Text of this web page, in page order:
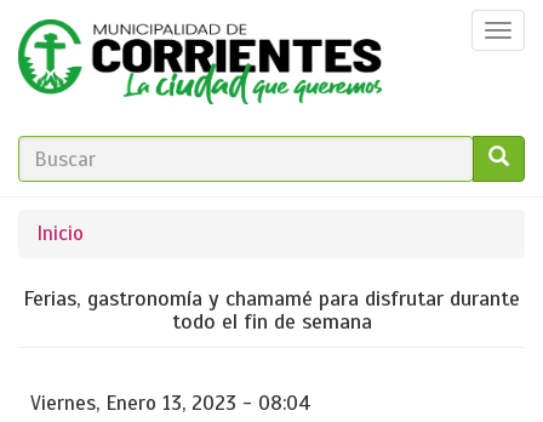
Pasar
contenido
principal
FORMULARIO
BÚSQUEDA
Se
encuentra
usted
Inicio
Ferias, gastronomía y chamamé para disfrutar durante
todo el fin de semana
Viernes, Enero 13, 2023 - 08:04